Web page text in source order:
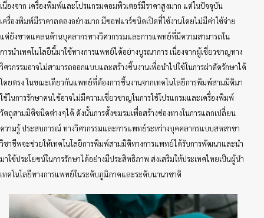
เนื่องจาก เครื่องพิมพ์และโปรแกรมคอมพิวเตอร์มีราคาสูงมาก แต่ในปัจจุบัน
เครื่องพิมพ์มีราคาลดลงอย่างมาก มีซอฟแวร์ชนิดเปิดที่ใช้งานโดยไม่มีค่าใช้จ่าย
แต่ยังขาดแคลนด้านบุคลากรทางวิศวกรรมและการแพทย์ที่มีความสามารถใน
การนำเทคโนโลยีนี้มาใช้ทางการแพทย์ได้อย่างบูรณาการ เนื่องจากผู้เชี่ยวชาญทาง
วิศวกรรมอาจไม่สามารถออกแบบและสร้างชิ้นงานเพื่อนำไปใช้ในการผ่าตัดรักษาได้
โดยตรง ในขณะเดียวกันแพทย์ที่ต้องการชิ้นงานจากเทคโนโลยีการพิมพ์สามมิติมา
ใช้ในการรักษาคนไข้อาจไม่มีความเชี่ยวชาญในการใช้โปรแกรมและเครื่องพิมพ์
วัตถุสามมิติชนิดต่างๆได้ ดังนั้นการตั้งชมรมเพื่อสร้างช่องทางในการแลกเปลี่ยน
ความรู้ ประสบการณ์ ทางวิศวกรรมและการแพทย์ระหว่างบุคคลากรแบบสหสาขา
วิชาชีพจะช่วยให้เทคโนโลยีการพิมพ์สามมิติทางการแพทย์ได้รับการพัฒนาและนำ
มาใช้ประโยชน์ในการรักษาได้อย่างมีประสิทธิภาพ ส่งเสริมให้ประเทศไทยเป็นผู้นำ
เทคโนโลยีทางการแพทย์ในระดับภูมิภาคและระดับนานาชาติ